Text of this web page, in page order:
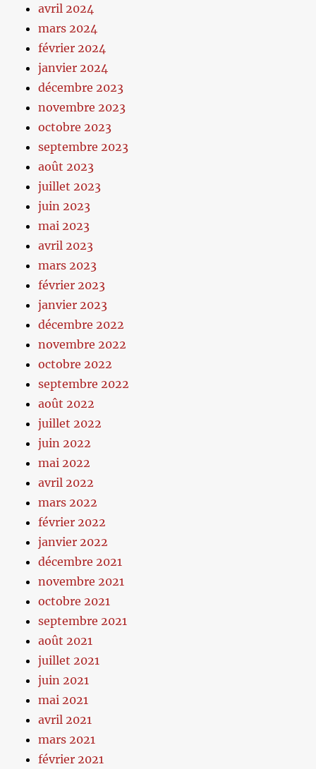
avril 2024
mars 2024
février 2024
janvier 2024
décembre 2023
novembre 2023
octobre 2023
septembre 2023
août 2023
juillet 2023
juin 2023
mai 2023
avril 2023
mars 2023
février 2023
janvier 2023
décembre 2022
novembre 2022
octobre 2022
septembre 2022
août 2022
juillet 2022
juin 2022
mai 2022
avril 2022
mars 2022
février 2022
janvier 2022
décembre 2021
novembre 2021
octobre 2021
septembre 2021
août 2021
juillet 2021
juin 2021
mai 2021
avril 2021
mars 2021
février 2021